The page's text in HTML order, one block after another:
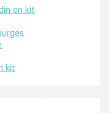
en kit
kit